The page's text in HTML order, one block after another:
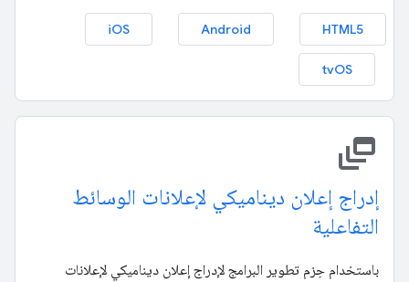
HTML5
Android
iOS
tvOS
dynamic_feed
إدراج إعلان ديناميكي لإعلانات الوسائط
التفاعلية
باستخدام حِزم تطوير البرامج لإدراج إعلان ديناميكي لإعلانات